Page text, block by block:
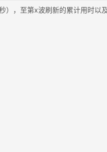
，至第x波刷新的累计用时以